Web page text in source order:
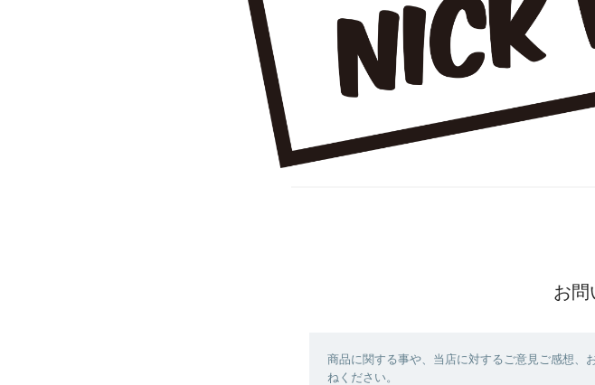
お問
商品に関する事や、当店に対するご意見ご感想、
ねください。